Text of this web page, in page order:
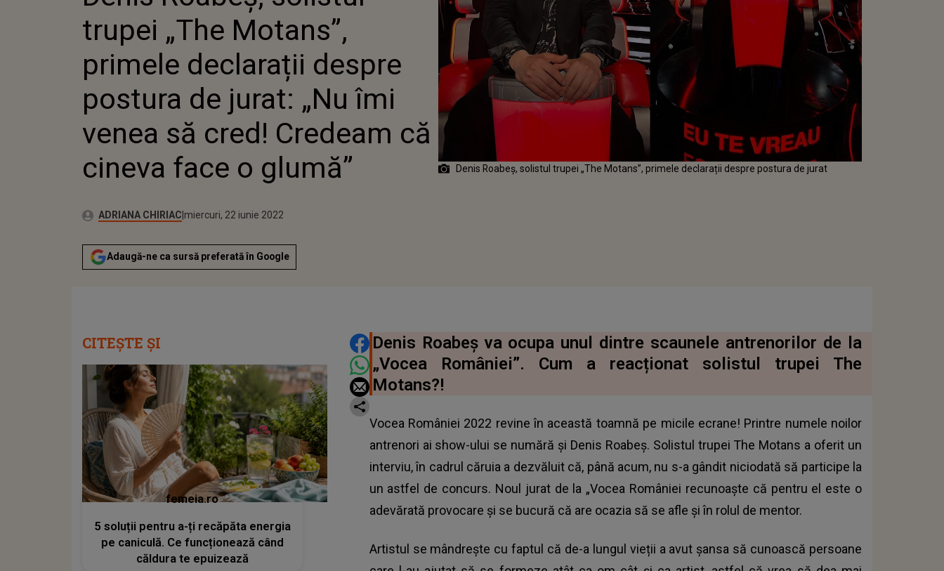
POSTURA DE JURAT: „NU ÎMI
VENEA SĂ CRED! CREDEAM CĂ
CINEVA FACE O GLUMĂ”
trupei „The Motans”,
primele declarații despre
postura de jurat: „Nu îmi
venea să cred! Credeam că
cineva face o glumă”
Autor:ADRIANA CHIRIACPublicat:
miercuri, 22 iunie 2022
Actualizat:
miercuri, 22 iunie 2022
Adaugă-ne ca sursă preferată în Google
Denis Roabeș, solistul trupei „The Motans”, primele declarații despre postura de jurat
DISTRIBUIE ARTICOLUL
Denis Roabeș va ocupa unul dintre scaunele antrenorilor de la
„Vocea României”. Cum a reacționat solistul trupei The
Motans?!
Vocea României 2022 revine în această toamnă pe micile ecrane! Printre numele noilor
antrenori ai show-ului se numără și Denis Roabeș. Solistul trupei The Motans a oferit un
interviu, în cadrul căruia a dezvăluit că, până acum, nu s-a gândit niciodată să participe la
un astfel de concurs. Noul jurat de la „Vocea României recunoaște că pentru el este o
adevărată provocare și se bucură că are ocazia să se afle și în rolul de mentor.
Artistul se mândrește cu faptul că de-a lungul vieții a avut șansa să cunoască persoane
CITEȘTE ȘI
femeia.ro
5 soluții pentru a-ți recăpăta energia
pe caniculă. Ce funcționează când
căldura te epuizează